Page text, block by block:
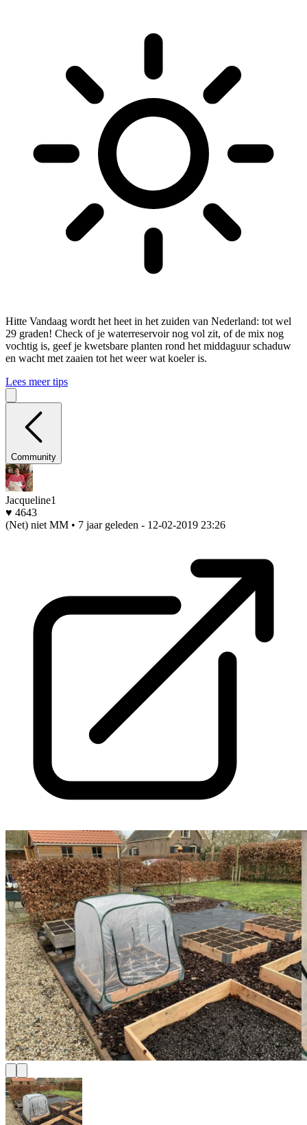
Hitte Vandaag wordt het heet in het zuiden van Nederland: tot wel
29 graden! Check of je waterreservoir nog vol zit, of de mix nog
vochtig is, geef je kwetsbare planten rond het middaguur schaduw
en wacht met zaaien tot het weer wat koeler is.
Lees meer tips
Community
Jacqueline1
♥ 4643
(Net) niet MM • 7 jaar geleden - 12-02-2019 23:26